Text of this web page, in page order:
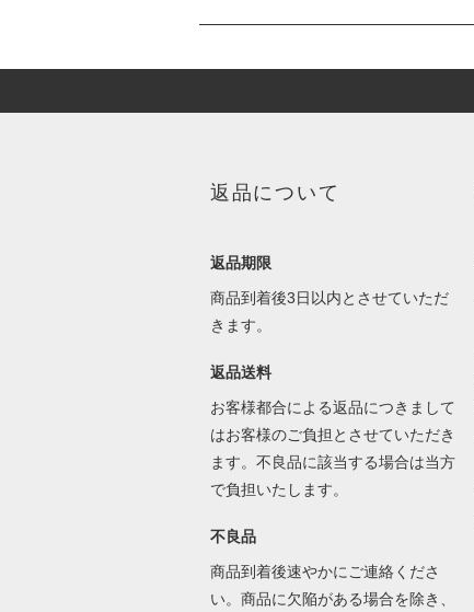
返品について
返品期限
商品到着後3日以内とさせていただ
きます。
返品送料
お客様都合による返品につきまして
はお客様のご負担とさせていただき
ます。不良品に該当する場合は当方
で負担いたします。
不良品
商品到着後速やかにご連絡くださ
い。商品に欠陥がある場合を除き、